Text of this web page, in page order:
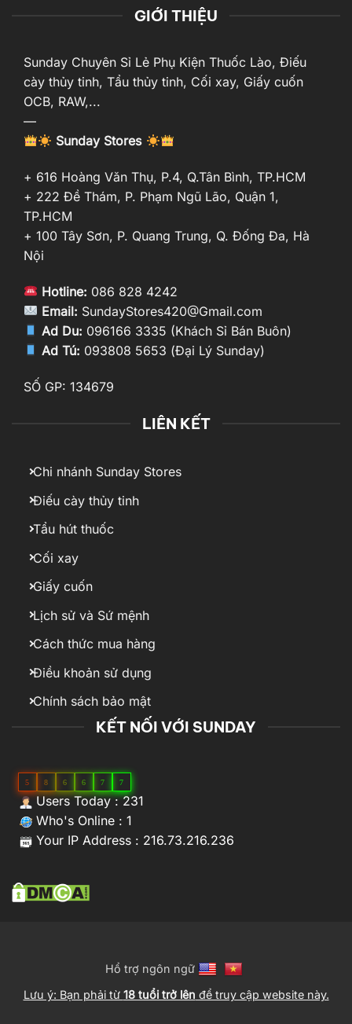
GIỚI THIỆU
Sunday Chuyên Sỉ Lẻ Phụ Kiện Thuốc Lào, Điếu
cày thủy tinh, Tẩu thủy tinh, Cối xay, Giấy cuốn
OCB, RAW,...
—
Sunday Stores
+ 616 Hoàng Văn Thụ, P.4, Q.Tân Bình, TP.HCM
+ 222 Đề Thám, P. Phạm Ngũ Lão, Quận 1,
TP.HCM
+ 100 Tây Sơn, P. Quang Trung, Q. Đống Đa, Hà
Nội
Hotline: 086 828 4242
Email: SundayStores420@Gmail.com
Ad Du: 096166 3335 (Khách Sỉ Bán Buôn)
Ad Tú: 093808 5653 (Đại Lý Sunday)
SỐ GP: 134679
LIÊN KẾT
Chi nhánh Sunday Stores
Điếu cày thủy tinh
Tẩu hút thuốc
Cối xay
Giấy cuốn
Lịch sử và Sứ mệnh
Cách thức mua hàng
Điều khoản sử dụng
Chính sách bảo mật
KẾT NỐI VỚI SUNDAY
5 8 6 6 7 7
Users Today : 231
Who's Online : 1
Your IP Address : 216.73.216.236
Hổ trợ ngôn ngữ
Lưu ý: Bạn phải từ 18 tuổi trở lên để truy cập website này.